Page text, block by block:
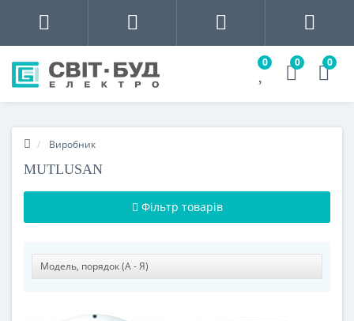
0 0 0
Виробник
MUTLUSAN
Фільтр товарів